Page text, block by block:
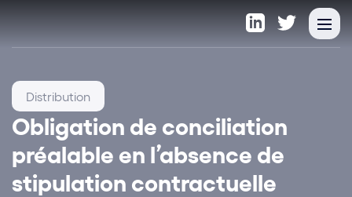
Obligation de conciliation
préalable en l’absence de
stipulation contractuelle
Distribution